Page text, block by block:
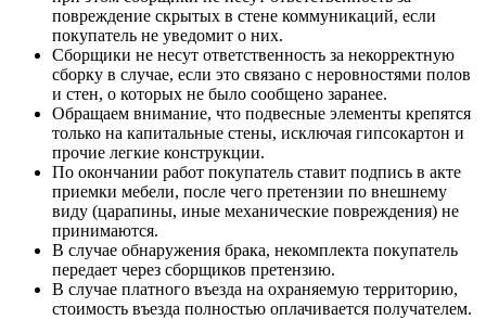
повреждение скрытых в стене коммуникаций, если
покупатель не уведомит о них.
Сборщики не несут ответственность за некорректную
сборку в случае, если это связано с неровностями полов
и стен, о которых не было сообщено заранее.
Обращаем внимание, что подвесные элементы крепятся
только на капитальные стены, исключая гипсокартон и
прочие легкие конструкции.
По окончании работ покупатель ставит подпись в акте
приемки мебели, после чего претензии по внешнему
виду (царапины, иные механические повреждения) не
принимаются.
В случае обнаружения брака, некомплекта покупатель
передает через сборщиков претензию.
В случае платного въезда на охраняемую территорию,
стоимость въезда полностью оплачивается получателем.